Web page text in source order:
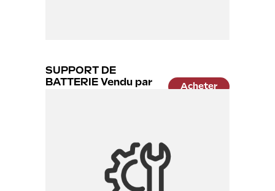
SUPPORT DE
BATTERIE Vendu par
Acheter